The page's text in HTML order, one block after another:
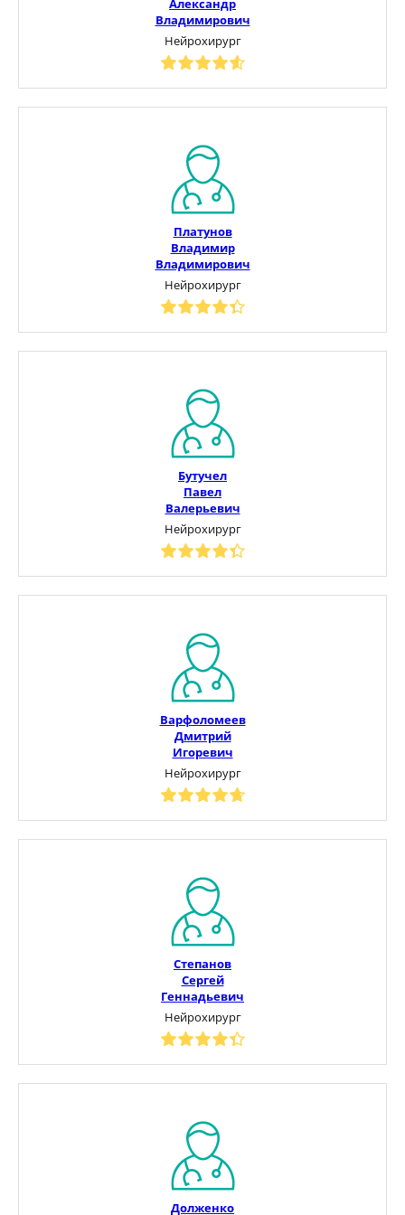
Александр
Владимирович
Нейрохирург
Платунов
Владимир
Владимирович
Нейрохирург
Бутучел
Павел
Валерьевич
Нейрохирург
Варфоломеев
Дмитрий
Игоревич
Нейрохирург
Степанов
Сергей
Геннадьевич
Нейрохирург
Долженко